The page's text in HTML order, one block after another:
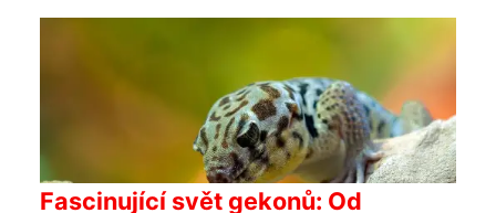
Fascinující svět gekonů: Od